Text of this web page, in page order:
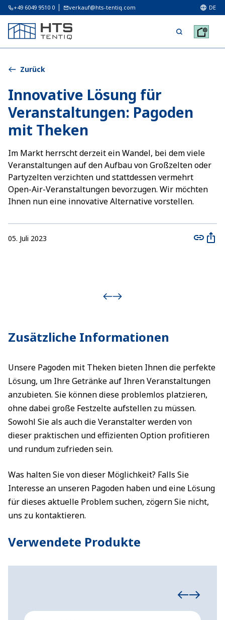
+49 6049 9510 0 verkauf@hts-tentiq.com DE
Zurück
Innovative Lösung für
Veranstaltungen: Pagoden
mit Theken
Im Markt herrscht derzeit ein Wandel, bei dem viele
Veranstaltungen auf den Aufbau von Großzelten oder
Partyzelten verzichten und stattdessen vermehrt
Open-Air-Veranstaltungen bevorzugen. Wir möchten
Ihnen nun eine innovative Alternative vorstellen.
05. Juli 2023
Zusätzliche Informationen
Unsere Pagoden mit Theken bieten Ihnen die perfekte
Lösung, um Ihre Getränke auf Ihren Veranstaltungen
anzubieten. Sie können diese problemlos platzieren,
ohne dabei große Festzelte aufstellen zu müssen.
Sowohl Sie als auch die Veranstalter werden von
dieser praktischen und effizienten Option profitieren
und rundum zufrieden sein.
Was halten Sie von dieser Möglichkeit? Falls Sie
Interesse an unseren Pagoden haben und eine Lösung
für dieses aktuelle Problem suchen, zögern Sie nicht,
uns zu kontaktieren.
Verwendete Produkte